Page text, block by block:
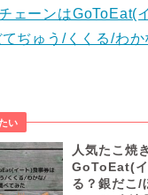
ェーンはGoToEat(
ぢゅう/くくる/わ
人気たこ焼
GoToEat(イ
る？銀だこ/